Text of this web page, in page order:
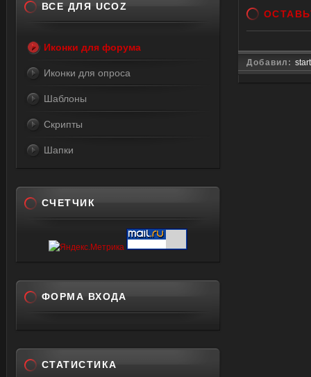
Добавил:
ВСЕ ДЛЯ UCOZ
Иконки для форума
Иконки для опроса
Шаблоны
Скрипты
Шапки
СЧЕТЧИК
ФОРМА ВХОДА
СТАТИСТИКА